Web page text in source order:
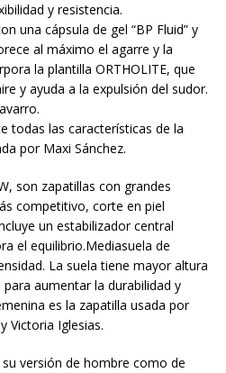
y resistencia.
una cápsula de gel “BP Fluid” y
al máximo el agarre y la
la plantilla ORTHOLITE, que
y ayuda a la expulsión del sudor.
todas las características de la
por Maxi Sánchez.
son zapatillas con grandes
competitivo, corte en piel
un estabilizador central
el equilibrio.Mediasuela de
La suela tiene mayor altura
aumentar la durabilidad y
es la zapatilla usada por
Victoria Iglesias.
versión de hombre como de